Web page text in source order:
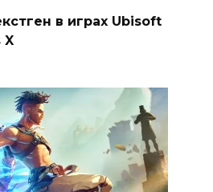
в играх Ubisoft
X